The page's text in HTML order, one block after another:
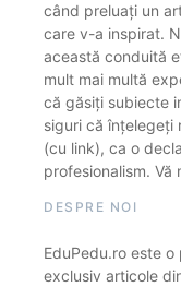
când preluați un
care v-a inspirat.
această conduită
mult mai multă
că găsiți subiecte
siguri că înțelegeți
(cu link), ca o
profesionalism. Vă
DESPRE NOI
EduPedu.ro este
exclusiv articole